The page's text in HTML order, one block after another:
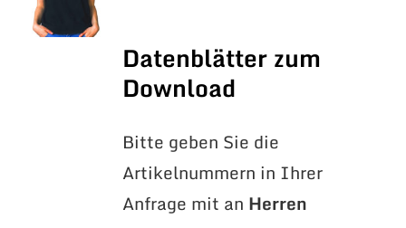
Datenblätter zum
Download
Bitte geben Sie die
Artikelnummern in Ihrer
Anfrage mit an Herren